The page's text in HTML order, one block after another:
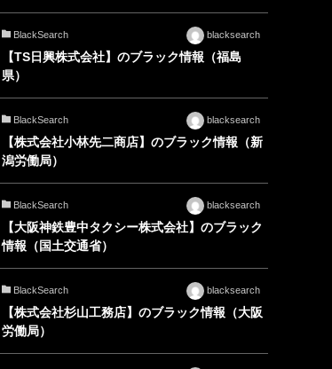
BlackSearch blacksearch
【TS日興株式会社】のブラック情報（福島
県）
BlackSearch blacksearch
【株式会社小林先二商店】のブラック情報（新
潟労働局）
BlackSearch blacksearch
【大阪神鉄豊中タクシー株式会社】のブラック
情報（国土交通省）
BlackSearch blacksearch
【株式会社杉山工務店】のブラック情報（大阪
労働局）